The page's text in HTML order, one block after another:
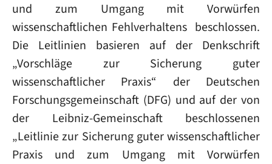
und zum Umgang mit Vorwürfen
wissenschaftlichen Fehlverhaltens beschlossen.
Die Leitlinien basieren auf der Denkschrift
„Vorschläge zur Sicherung guter
wissenschaftlicher Praxis“ der Deutschen
Forschungsgemeinschaft (DFG) und auf der von
der Leibniz-Gemeinschaft beschlossenen
„Leitlinie zur Sicherung guter wissenschaftlicher
Praxis und zum Umgang mit Vorwürfen